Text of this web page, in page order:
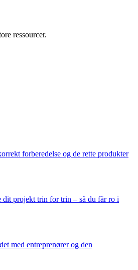
ressourcer.
forberedelse og de rette produkter
projekt trin for trin – så du får ro i
med entreprenører og den